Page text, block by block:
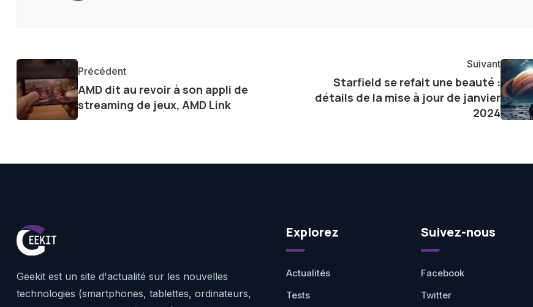
communauté en ligne. Mon engagement envers l'exploration constante des frontières
de la technologie me permet de présenter aux lecteurs un aperçu captivant de ce que
le futur numérique nous réserve.
Précédent
AMD dit au revoir à son appli de
streaming de jeux, AMD Link
Suivant
Starfield se refait une beauté :
détails de la mise à jour de janvier
2024
Geekit est un site d'actualité sur les nouvelles
technologies (smartphones, tablettes, ordinateurs,
Explorez
Actualités
Tests
Suivez-nous
Facebook
Twitter